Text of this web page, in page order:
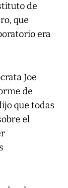
de
que
era
Joe
de
que todas
el